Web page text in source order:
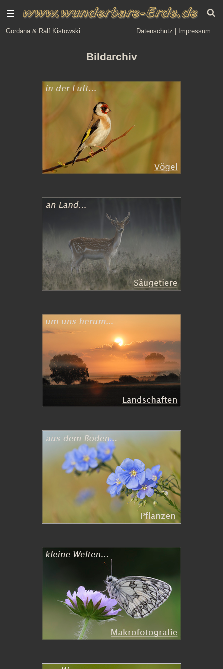
Gordana & Ralf Kistowski Datenschutz Impressum
Bildarchiv